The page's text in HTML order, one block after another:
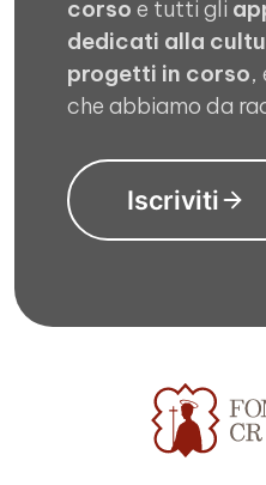
corso e tutti gli
dedicati alla
progetti in corso,
che abbiamo da
Iscriviti